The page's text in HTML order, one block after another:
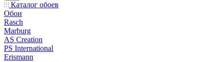
Каталог обоев
Обои
Rasch
Marburg
AS Creation
PS International
Erismann